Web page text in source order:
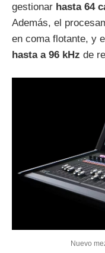
gestionar hasta 64
Además, el
en coma flotante, y
hasta a 96 kHz de
Nuevo